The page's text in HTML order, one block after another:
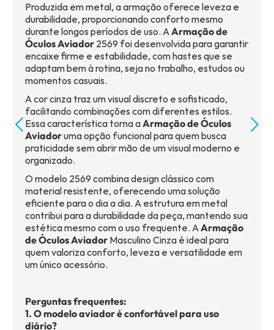
Produzida em metal, a armação oferece leveza e
durabilidade, proporcionando conforto mesmo
durante longos períodos de uso. AArmação de
Óculos Aviador 2569 foi desenvolvida para garantir
encaixe firme e estabilidade, com hastes que se
adaptam bem à rotina, seja no trabalho, estudos ou
momentos casuais.
A cor cinza traz um visual discreto e sofisticado,
facilitando combinações com diferentes estilos.
Essa característica torna aArmação de Óculos
Aviadoruma opção funcional para quem busca
praticidade sem abrir mão de um visual moderno e
organizado.
O modelo 2569 combina design clássico com
material resistente, oferecendo uma solução
eficiente para o dia a dia. A estrutura em metal
contribui para a durabilidade da peça, mantendo sua
estética mesmo com o uso frequente. AArmação
de Óculos Aviador Masculino Cinza é ideal para
quem valoriza conforto, leveza e versatilidade em
um único acessório.
Perguntas frequentes:
1. O modelo aviador é confortável para uso
diário?